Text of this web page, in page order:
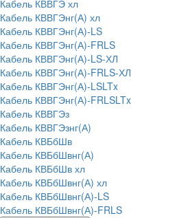
Кабель КВВГЭ хл
Кабель КВВГЭнг(А) хл
Кабель КВВГЭнг(А)-LS
Кабель КВВГЭнг(А)-FRLS
Кабель КВВГЭнг(А)-LS-ХЛ
Кабель КВВГЭнг(А)-FRLS-ХЛ
Кабель КВВГЭнг(А)-LSLTx
Кабель КВВГЭнг(А)-FRLSLTx
Кабель КВВГЭз
Кабель КВВГЭзнг(А)
Кабель КВБбШв
Кабель КВБбШвнг(А)
Кабель КВБбШв хл
Кабель КВБбШвнг(А) хл
Кабель КВБбШвнг(А)-LS
Кабель КВБбШвнг(А)-FRLS